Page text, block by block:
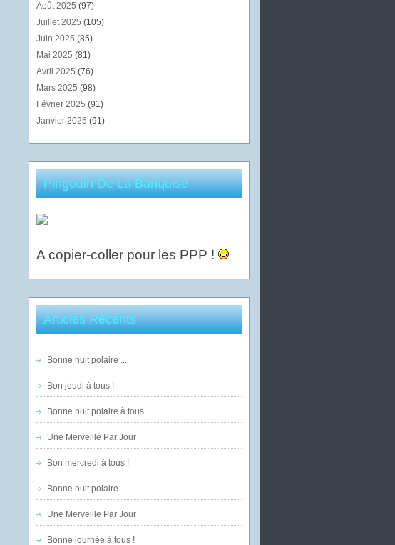
Août 2025 (97)
Juillet 2025 (105)
Juin 2025 (85)
Mai 2025 (81)
Avril 2025 (76)
Mars 2025 (98)
Février 2025 (91)
Janvier 2025 (91)
Pingouin De La Banquise
A copier-coller pour les PPP !
Articles Récents
Bonne nuit polaire ...
Bon jeudi à tous !
Bonne nuit polaire à tous ...
Une Merveille Par Jour
Bon mercredi à tous !
Bonne nuit polaire ...
Une Merveille Par Jour
Bonne journée à tous !